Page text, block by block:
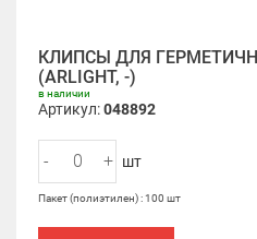
КЛИПСЫ ДЛЯ
(ARLIGHT, -)
в наличии
Артикул:048892
- + шт
Пакет (полиэтилен) : 100 шт